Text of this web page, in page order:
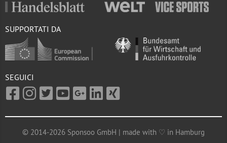
SUPPORTATI DA
SEGUICI
© 2014-2026 Sponsoo GmbH | made with ♡ in Hamburg